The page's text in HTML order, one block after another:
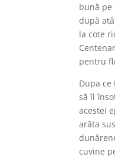
bună pe
după
la cote
pentru
Dupa
să îl
acestei
arăta
dună
cuvine